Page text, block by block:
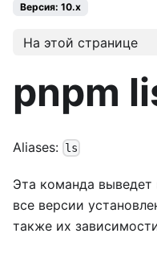
Версия: 10.x
На этой странице
pnpm
Aliases: ls
Эта команда выведет
все версии
также их